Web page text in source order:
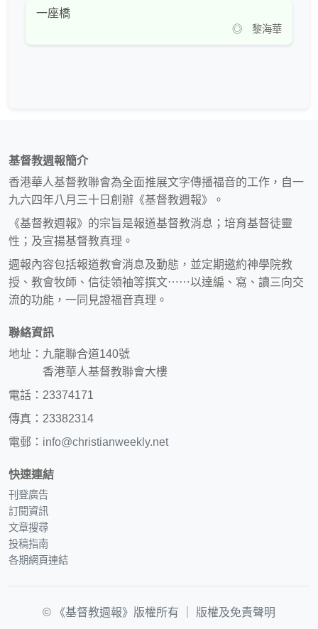
一座橋
◎ 黎海華
基督教週報簡介
香港華人基督教聯會為全面推展文字傳播福音的工作，自一
九六四年八月三十日創辦《基督教週報》。
《基督教週報》的宗旨是報道基督教消息；培育基督徒靈
性；及宣揚基督教真理。
週報內容包括報道教會消息及動態，並定期邀約神學院教
授、教會牧師、信徒領袖等撰文⋯⋯以達編、寫、讀三向交
流的功能，一同見證福音真理。
聯絡資訊
地址：九龍聯合道140號
香港華人基督教聯會大樓
電話：23374171
傳真：23382314
電郵： info@christianweekly.net
快速連結
刊登廣告
訂閱資訊
文章搜尋
投稿指南
各期網頁連結
© 《基督教週報》版權所有 ｜ 版權及免責聲明